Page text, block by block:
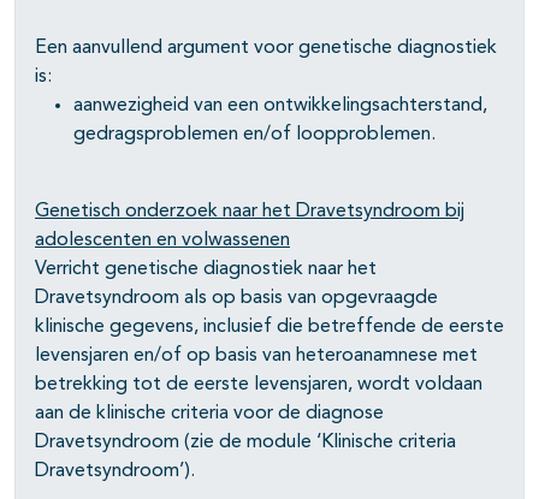
Een aanvullend argument voor genetische diagnostiek
is:
aanwezigheid van een ontwikkelingsachterstand,
gedragsproblemen en/of loopproblemen.
Genetisch onderzoek naar het Dravetsyndroom bij
adolescenten en volwassenen
Verricht genetische diagnostiek naar het
Dravetsyndroom als op basis van opgevraagde
klinische gegevens, inclusief die betreffende de eerste
levensjaren en/of op basis van heteroanamnese met
betrekking tot de eerste levensjaren, wordt voldaan
aan de klinische criteria voor de diagnose
Dravetsyndroom (zie de module ‘Klinische criteria
Dravetsyndroom’).